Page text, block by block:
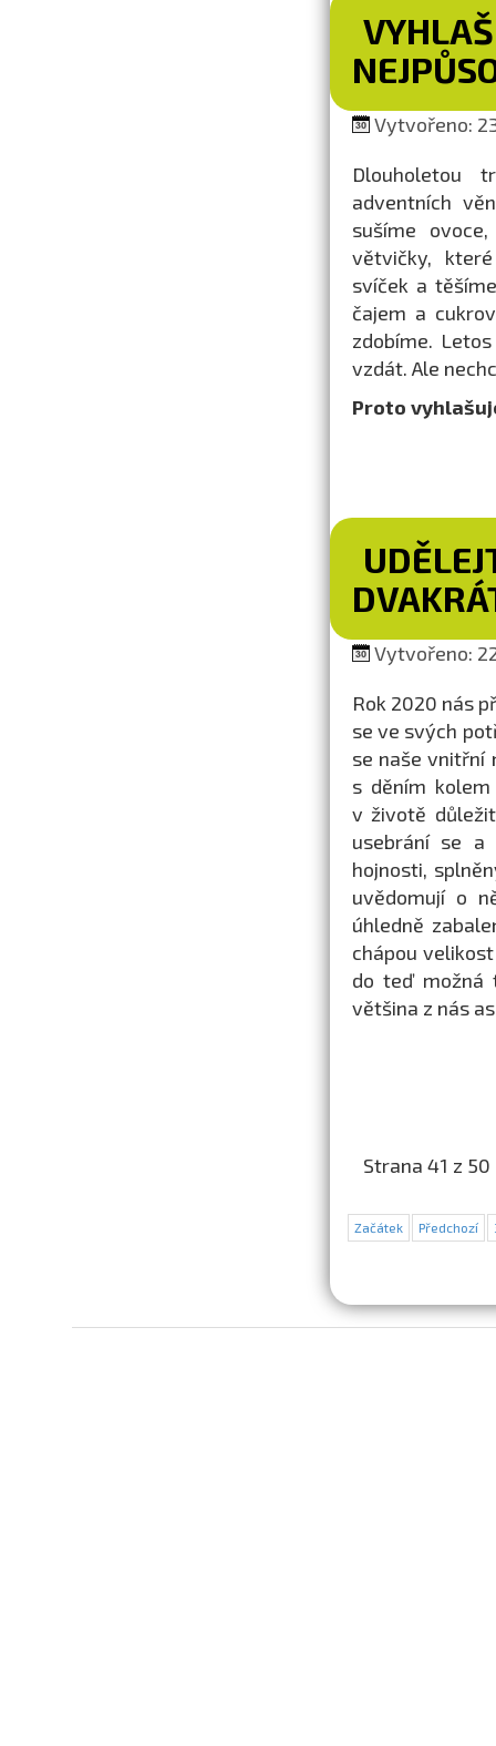
Vytvořeno:
Dlouholetou
adventních
sušíme
větvičky,
svíček a
čajem a
zdobíme.
vzdát. Ale
Proto
Vytvořeno:
Rok 2020 nás
se ve svých
se naše vnitřní
s děním
v životě
usebrání se a
hojnosti,
uvědomují o
úhledně
chápou
do teď možná
většina z nás
Strana 41 z 50
Začátek Předchozí